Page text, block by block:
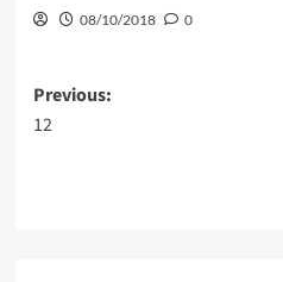
08/10/2018 0
Post
navigation
Previous:
12